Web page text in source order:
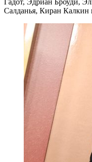
Салданья, Киран Калкин